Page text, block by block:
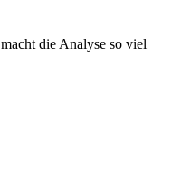
die Analyse so viel